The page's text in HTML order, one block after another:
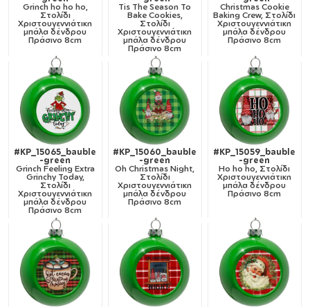
Grinch ho ho ho,
Στολίδι
Χριστουγεννιάτικη
μπάλα δένδρου
Πράσινο 8cm
Tis The Season To
Bake Cookies,
Στολίδι
Χριστουγεννιάτικη
μπάλα δένδρου
Πράσινο 8cm
Christmas Cookie
Baking Crew, Στολίδι
Χριστουγεννιάτικη
μπάλα δένδρου
Πράσινο 8cm
#KP_15065_bauble
-green
Grinch Feeling Extra
Grinchy Today,
Στολίδι
Χριστουγεννιάτικη
μπάλα δένδρου
Πράσινο 8cm
#KP_15060_bauble
-green
Oh Christmas Night,
Στολίδι
Χριστουγεννιάτικη
μπάλα δένδρου
Πράσινο 8cm
#KP_15059_bauble
-green
Ho ho ho, Στολίδι
Χριστουγεννιάτικη
μπάλα δένδρου
Πράσινο 8cm